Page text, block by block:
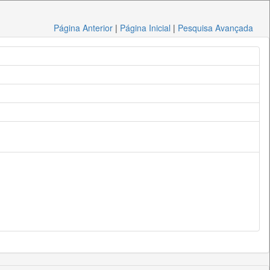
Página Anterior | Página Inicial | Pesquisa Avançada